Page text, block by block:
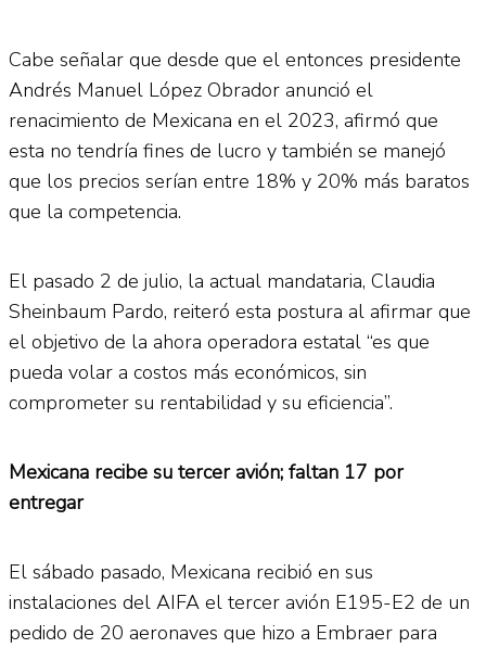
Cabe señalar que desde que el entonces presidente
Andrés Manuel López Obrador anunció el
renacimiento de Mexicana en el 2023, afirmó que
esta no tendría fines de lucro y también se manejó
que los precios serían entre 18% y 20% más baratos
que la competencia.
El pasado 2 de julio, la actual mandataria, Claudia
Sheinbaum Pardo, reiteró esta postura al afirmar que
el objetivo de la ahora operadora estatal “es que
pueda volar a costos más económicos, sin
comprometer su rentabilidad y su eficiencia”.
Mexicana recibe su tercer avión; faltan 17 por
entregar
El sábado pasado, Mexicana recibió en sus
instalaciones del AIFA el tercer avión E195-E2 de un
pedido de 20 aeronaves que hizo a Embraer para